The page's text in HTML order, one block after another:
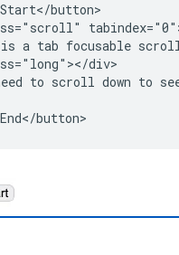
button>
is a tab focusable
div>
need to scroll down to